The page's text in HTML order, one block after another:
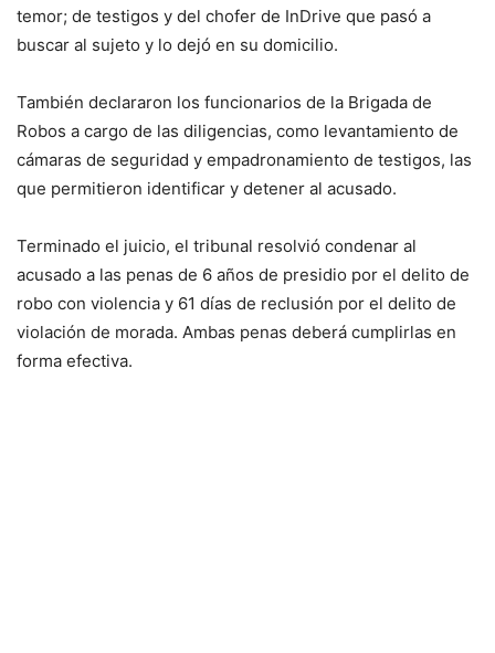
temor; de testigos y del chofer de InDrive que pasó a
buscar al sujeto y lo dejó en su domicilio.
También declararon los funcionarios de la Brigada de
Robos a cargo de las diligencias, como levantamiento de
cámaras de seguridad y empadronamiento de testigos, las
que permitieron identificar y detener al acusado.
Terminado el juicio, el tribunal resolvió condenar al
acusado a las penas de 6 años de presidio por el delito de
robo con violencia y 61 días de reclusión por el delito de
violación de morada. Ambas penas deberá cumplirlas en
forma efectiva.